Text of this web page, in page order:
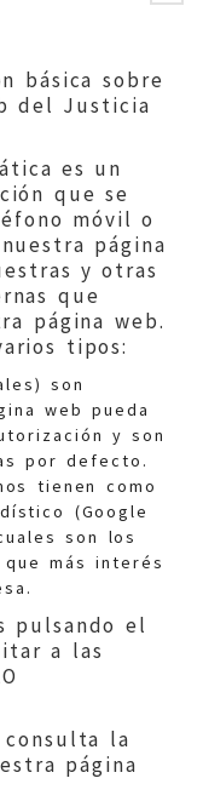
básica sobre
del Justicia
es un
que se
móvil o
página
y otras
que
página web.
tipos:
son
web pueda
y son
por defecto.
tienen como
(Google
son los
más interés
pulsando el
a las
la
página
/
|